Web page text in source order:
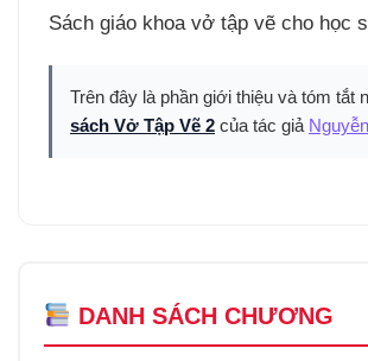
Sách giáo khoa vở tập vẽ cho học
Trên đây là phần giới thiệu và tóm tắt
sách Vở Tập Vẽ 2 của tác giả
DANH SÁCH CHƯƠNG